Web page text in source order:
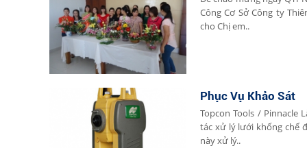
Công Cơ Sở Công ty
cho Chị em..
Phục Vụ Khảo Sát
Topcon Tools / Pinnacle
tác xử lý lưới khống chế
này xử lý..